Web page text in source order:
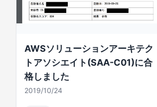
AWSソリューションアーキテク
トアソシエイト(SAA-C01)に合
格しました
2019/10/24